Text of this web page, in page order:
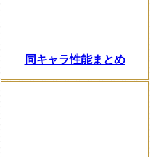
同キャラ性能まとめ